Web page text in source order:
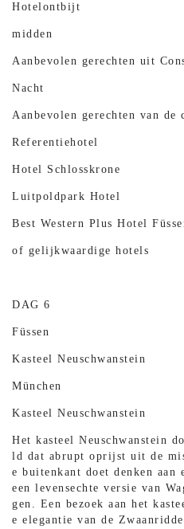
Hotelontbijt
midden
Aanbevolen gerechten uit
Nacht
Aanbevolen gerechten van de
Referentiehotel
Hotel Schlosskrone
Luitpoldpark Hotel
Best Western Plus Hotel
of gelijkwaardige hotels
DAG 6
Füssen
Kasteel Neuschwanstein
München
Kasteel Neuschwanstein
Het kasteel Neuschwanstein
ld dat abrupt oprijst uit de
e buitenkant doet denken
een levensechte versie van
gen. Een bezoek aan het
e elegantie van de